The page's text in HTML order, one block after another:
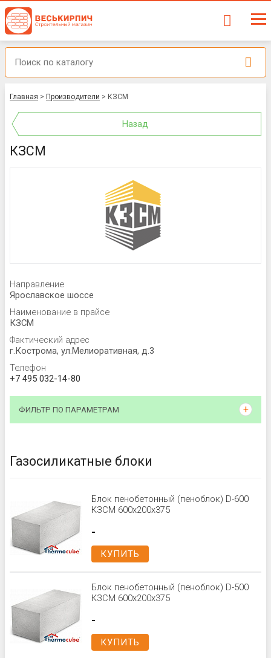
Главная > Производители > КЗСМ
Назад
КЗСМ
Направление
Ярославское шоссе
Наименование в прайсе
КЗСМ
Фактический адрес
г.Кострома, ул.Мелиоративная, д.3
Телефон
+7 495 032-14-80
ФИЛЬТР ПО ПАРАМЕТРАМ
Газосиликатные блоки
Блок пенобетонный (пеноблок) D-600
КЗСМ 600x200x375
-
КУПИТЬ
Блок пенобетонный (пеноблок) D-500
КЗСМ 600x200x375
-
КУПИТЬ